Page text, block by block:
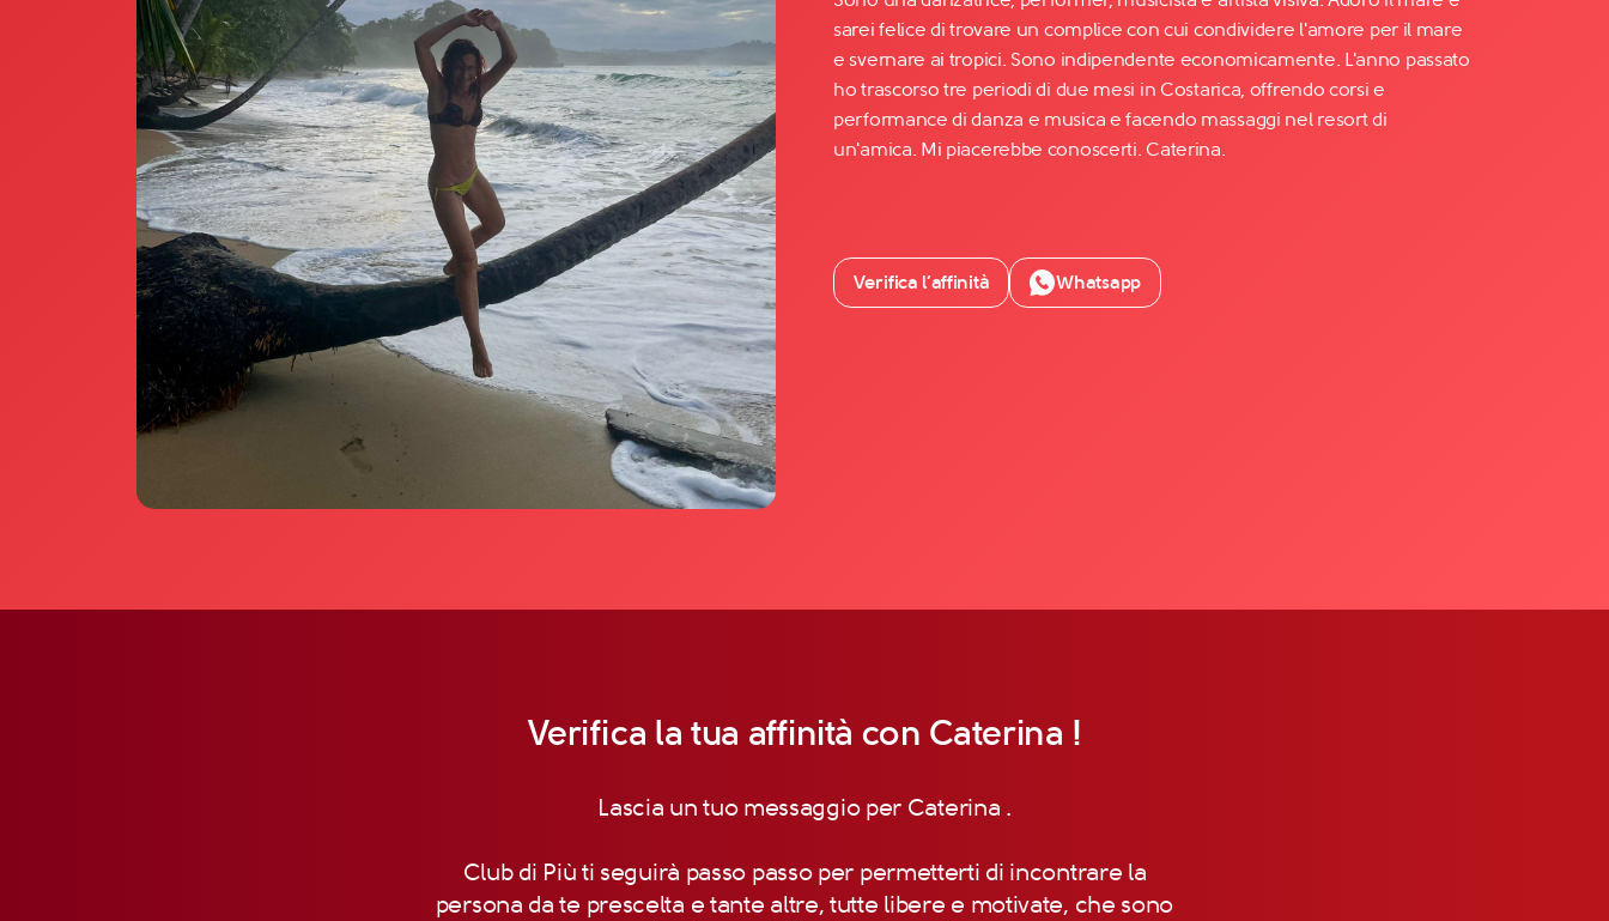
Facebook
YouTube
Instagram
sarei felice di trovare un complice con cui condividere l'amore per il mare
e svernare ai tropici. Sono indipendente economicamente. L'anno passato
ho trascorso tre periodi di due mesi in Costarica, offrendo corsi e
performance di danza e musica e facendo massaggi nel resort di
un'amica. Mi piacerebbe conoscerti. Caterina.
Verifica l’affinità Whatsapp
Verifica la tua affinità con Caterina !
Lascia un tuo messaggio per Caterina .
Club di Più ti seguirà passo passo per permetterti di incontrare la
persona da te prescelta e tante altre, tutte libere e motivate, che sono